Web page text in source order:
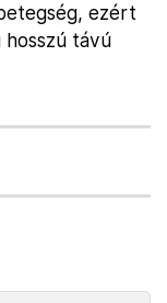
ezért
hosszú távú